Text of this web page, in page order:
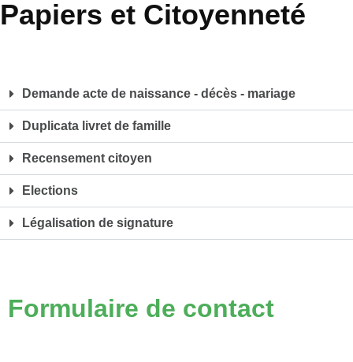
Papiers et Citoyenneté
Demande acte de naissance - décès - mariage
Duplicata livret de famille
Recensement citoyen
Elections
Légalisation de signature
Formulaire de contact